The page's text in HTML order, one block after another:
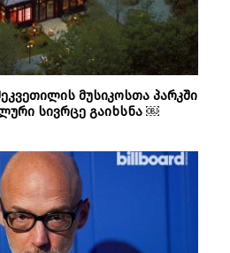
მუსიკოსთა პარკში
სივრცე გაიხსნა ￼